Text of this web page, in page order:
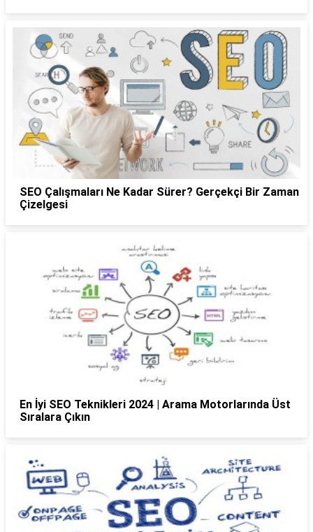
SEO Çalışmaları Ne Kadar Sürer? Gerçekçi Bir Zaman
Çizelgesi
En İyi SEO Teknikleri 2024 | Arama Motorlarında Üst
Sıralara Çıkın